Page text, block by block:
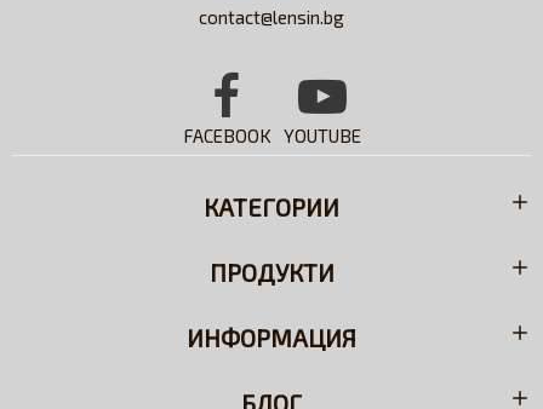
contact@lensin.bg
FACEBOOK YOUTUBE
КАТЕГОРИИ
ПРОДУКТИ
ИНФОРМАЦИЯ